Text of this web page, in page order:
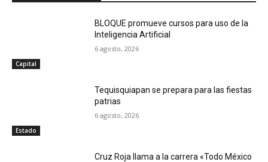
Capital
BLOQUE promueve cursos para uso de la
Inteligencia Artificial
6 agosto, 2026
Estado
Tequisquiapan se prepara para las fiestas
patrias
6 agosto, 2026
Cruz Roja llama a la carrera «Todo México